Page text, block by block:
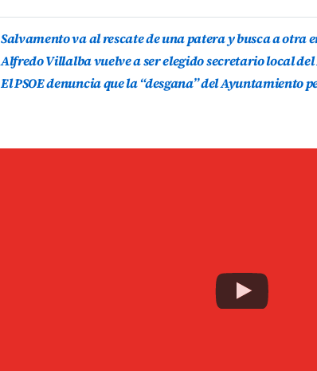
Salvamento va al rescate de una patera y busca a otra
Alfredo Villalba vuelve a ser elegido secretario local del
El PSOE denuncia que la “desgana” del Ayuntamiento